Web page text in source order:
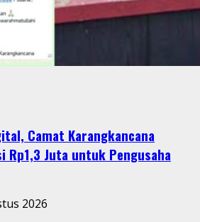
Camat Karangkancana
Rp1,3 Juta untuk Pengusaha
2026